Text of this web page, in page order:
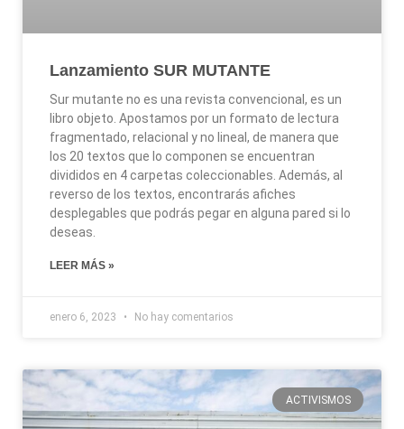
Lanzamiento SUR MUTANTE
Sur mutante no es una revista convencional, es un
libro objeto. Apostamos por un formato de lectura
fragmentado, relacional y no lineal, de manera que
los 20 textos que lo componen se encuentran
divididos en 4 carpetas coleccionables. Además, al
reverso de los textos, encontrarás afiches
desplegables que podrás pegar en alguna pared si lo
deseas.
LEER MÁS »
enero 6, 2023 No hay comentarios
ACTIVISMOS